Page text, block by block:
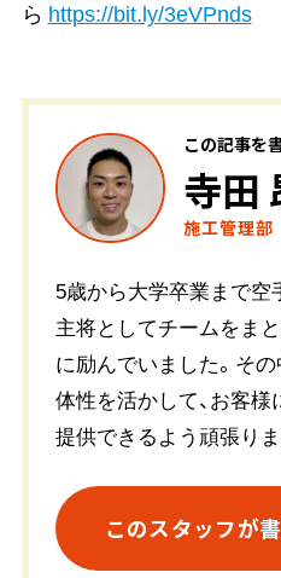
ら https://bit.ly/3eVPnds
この記事を
寺田
施工管理部
5歳から大学卒業まで空
主将としてチームをま
に励んでいました。そ
体性を活かして、お客
提供できるよう頑張りま
このスタッフが